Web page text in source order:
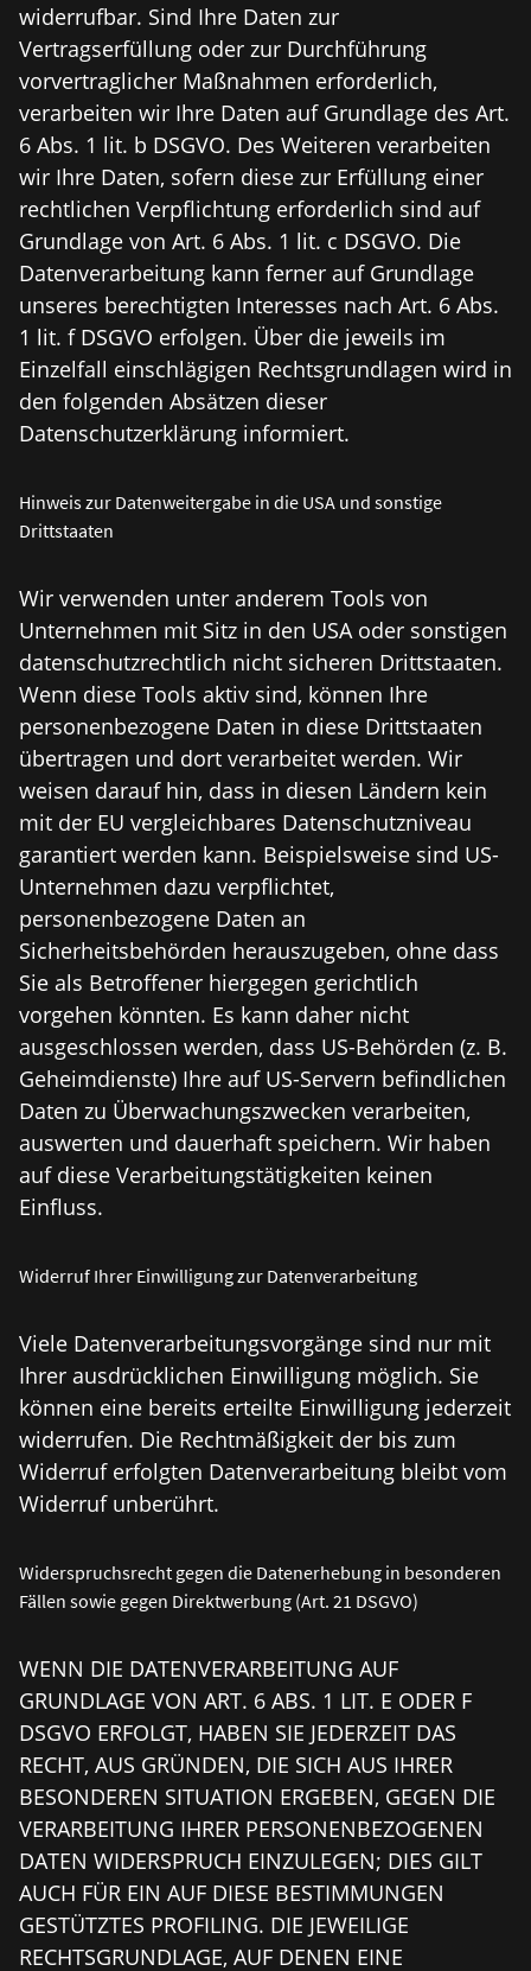
widerrufbar. Sind Ihre Daten zur
Vertragserfüllung oder zur Durchführung
vorvertraglicher Maßnahmen erforderlich,
verarbeiten wir Ihre Daten auf Grundlage des Art.
6 Abs. 1 lit. b DSGVO. Des Weiteren verarbeiten
wir Ihre Daten, sofern diese zur Erfüllung einer
rechtlichen Verpflichtung erforderlich sind auf
Grundlage von Art. 6 Abs. 1 lit. c DSGVO. Die
Datenverarbeitung kann ferner auf Grundlage
unseres berechtigten Interesses nach Art. 6 Abs.
1 lit. f DSGVO erfolgen. Über die jeweils im
Einzelfall einschlägigen Rechtsgrundlagen wird in
den folgenden Absätzen dieser
Datenschutzerklärung informiert.
Hinweis zur Datenweitergabe in die USA und sonstige
Drittstaaten
Wir verwenden unter anderem Tools von
Unternehmen mit Sitz in den USA oder sonstigen
datenschutzrechtlich nicht sicheren Drittstaaten.
Wenn diese Tools aktiv sind, können Ihre
personenbezogene Daten in diese Drittstaaten
übertragen und dort verarbeitet werden. Wir
weisen darauf hin, dass in diesen Ländern kein
mit der EU vergleichbares Datenschutzniveau
garantiert werden kann. Beispielsweise sind US-
Unternehmen dazu verpflichtet,
personenbezogene Daten an
Sicherheitsbehörden herauszugeben, ohne dass
Sie als Betroffener hiergegen gerichtlich
vorgehen könnten. Es kann daher nicht
ausgeschlossen werden, dass US-Behörden (z. B.
Geheimdienste) Ihre auf US-Servern befindlichen
Daten zu Überwachungszwecken verarbeiten,
auswerten und dauerhaft speichern. Wir haben
auf diese Verarbeitungstätigkeiten keinen
Einfluss.
Widerruf Ihrer Einwilligung zur Datenverarbeitung
Viele Datenverarbeitungsvorgänge sind nur mit
Ihrer ausdrücklichen Einwilligung möglich. Sie
können eine bereits erteilte Einwilligung jederzeit
widerrufen. Die Rechtmäßigkeit der bis zum
Widerruf erfolgten Datenverarbeitung bleibt vom
Widerruf unberührt.
Widerspruchsrecht gegen die Datenerhebung in besonderen
Fällen sowie gegen Direktwerbung (Art. 21 DSGVO)
WENN DIE DATENVERARBEITUNG AUF
GRUNDLAGE VON ART. 6 ABS. 1 LIT. E ODER F
DSGVO ERFOLGT, HABEN SIE JEDERZEIT DAS
RECHT, AUS GRÜNDEN, DIE SICH AUS IHRER
BESONDEREN SITUATION ERGEBEN, GEGEN DIE
VERARBEITUNG IHRER PERSONENBEZOGENEN
DATEN WIDERSPRUCH EINZULEGEN; DIES GILT
AUCH FÜR EIN AUF DIESE BESTIMMUNGEN
GESTÜTZTES PROFILING. DIE JEWEILIGE
RECHTSGRUNDLAGE, AUF DENEN EINE